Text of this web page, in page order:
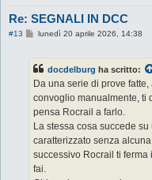
Re: SEGNALI IN DCC
#13
M
a
g
i
o
lunedì 20 aprile 2026, 14:38
docdelburg ha scritto:
Da una serie di prove
convoglio manualmente, ti
pensa Rocrail a farlo.
La stessa cosa succede
caratterizzato senza
successivo Rocrail ti
fai.